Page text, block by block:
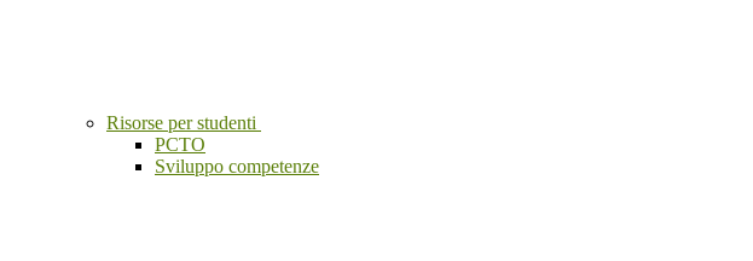
Risorse per studenti
PCTO
Sviluppo competenze